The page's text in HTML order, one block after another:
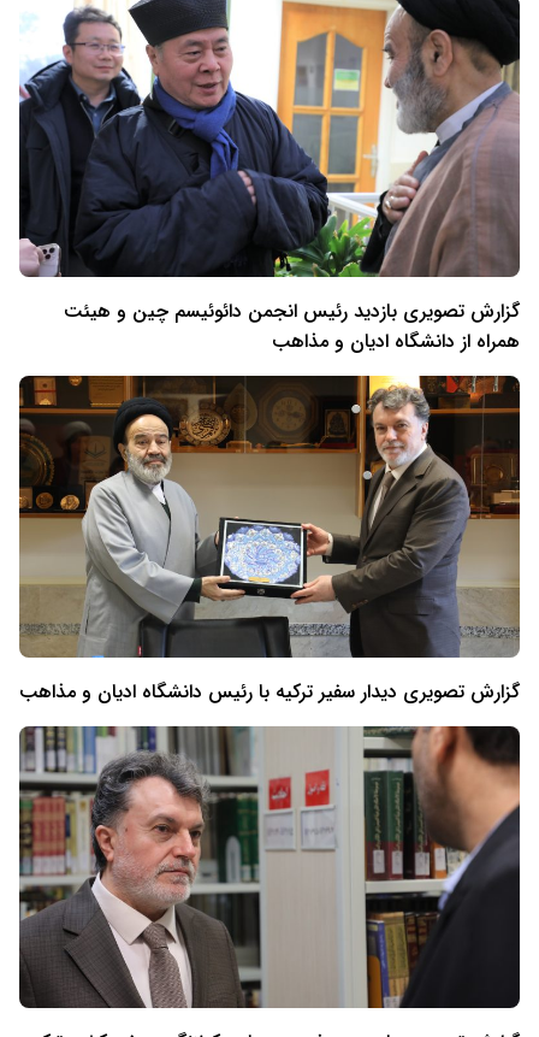
گزارش تصویری بازدید رئیس انجمن دائوئیسم چین و هیئت
همراه از دانشگاه ادیان و مذاهب
گزارش تصویری دیدار سفیر ترکیه با رئیس دانشگاه ادیان و مذاهب